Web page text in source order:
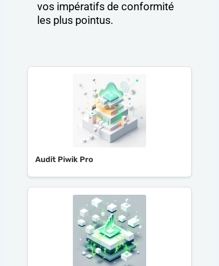
vos impératifs de conformité
les plus pointus.
Audit Piwik Pro